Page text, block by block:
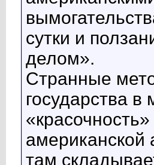
сутки и
делом».
Странные
государства
американской
там